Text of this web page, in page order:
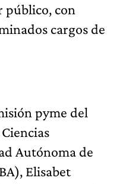
público, con
cargos de
pyme del
Autónoma de
Elisabet